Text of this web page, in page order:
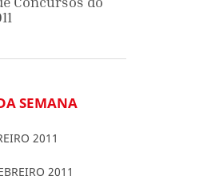
SEMANA
2011
2011